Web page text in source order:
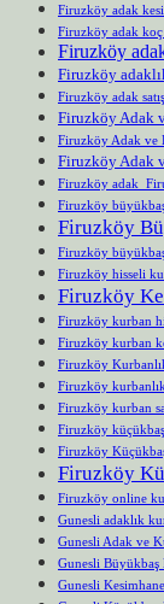
Firuzköy adak
Firuzköy adak
Firuzköy
Firuzköy
Firuzköy adak satış
Firuzköy Adak
Firuzköy Adak ve
Firuzköy Adak
Firuzköy adak
Firuzköy
Firuzköy
Firuzköy büyükbaş
Firuzköy hisseli
Firuzköy
Firuzköy kurban
Firuzköy kurban
Firuzköy
Firuzköy
Firuzköy kurban
Firuzköy
Firuzköy Küçükbaş
Firuzköy
Firuzköy online
Gunesli adaklık
Gunesli Adak ve
Gunesli Büyükbaş
Gunesli Kesimhane